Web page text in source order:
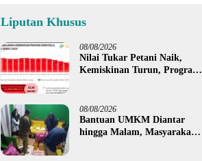
Liputan Khusus
08/08/2026
Nilai Tukar Petani Naik,
Kemiskinan Turun, Program
08/08/2026
Bantuan UMKM Diantar
hingga Malam, Masyarakat